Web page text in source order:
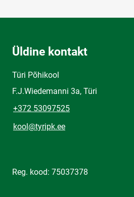
Üldine kontakt
Türi Põhikool
F.J.Wiedemanni 3a, Türi
+372 53097525
kool@tyripk.ee
Reg. kood: 75037378